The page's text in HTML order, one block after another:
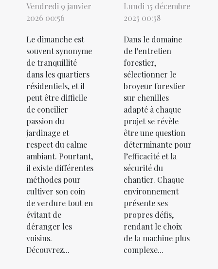
Vendredi 9 janvier
2026 00:56
Le dimanche est
souvent synonyme
de tranquillité
dans les quartiers
résidentiels, et il
peut être difficile
de concilier
passion du
jardinage et
respect du calme
ambiant. Pourtant,
il existe différentes
méthodes pour
cultiver son coin
de verdure tout en
évitant de
déranger les
voisins.
Découvrez...
Lundi 15 décembre
2025 00:58
Dans le domaine
de l'entretien
forestier,
sélectionner le
broyeur forestier
sur chenilles
adapté à chaque
projet se révèle
être une question
déterminante pour
l’efficacité et la
sécurité du
chantier. Chaque
environnement
présente ses
propres défis,
rendant le choix
de la machine plus
complexe...